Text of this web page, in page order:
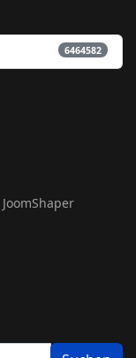
6464582
JoomShaper